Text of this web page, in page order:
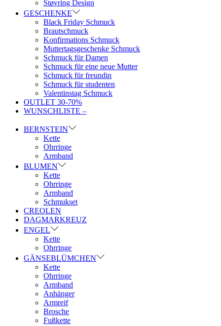
Støvring Design
GESCHENKE
Black Friday Schmuck
Brautschmuck
Konfirmations Schmuck
Muttertagsgeschenke Schmuck
Schmuck für Damen
Schmuck für eine neue Mutter
Schmuck für freundin
Schmuck für studenten
Valentinstag Schmuck
OUTLET 30-70%
WUNSCHLISTE –
BERNSTEIN
Kette
Ohrringe
Armband
BLUMEN
Kette
Ohrringe
Armband
Schmukset
CREOLEN
DAGMARKREUZ
ENGEL
Kette
Ohrringe
GÄNSEBLÜMCHEN
Kette
Ohrringe
Armband
Anhänger
Armreif
Brosche
Fußkette